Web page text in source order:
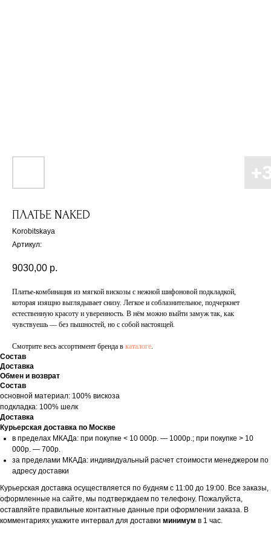
ПЛАТЬЕ NAKED
Korobitskaya
Артикул:
9030,00 р.
Платье-комбинация из мягкой вискозы с нежной шифоновой подкладкой,
которая изящно выглядывает снизу. Легкое и соблазнительное, подчеркнет
естественную красоту и уверенность. В нём можно выйти замуж так, как
чувствуешь — без пышностей, но с собой настоящей.
Смотрите весь ассортимент бренда в каталоге.
Состав
Доставка
Обмен и возврат
Состав
основной материал: 100% вискоза
подкладка: 100% шелк
Доставка
Курьерская доставка по Москве
в пределах МКАДа: при покупке < 10 000р. — 1000р.; при покупке > 10
000р. — 700р.
за пределами МКАДа: индивидуальный расчет стоимости менеджером по
адресу доставки
Курьерская доставка осуществляется по будням с 11:00 до 19:00. Все заказы,
оформленные на сайте, мы подтверждаем по телефону. Пожалуйста,
оставляйте правильные контактные данные при оформлении заказа. В
комментариях укажите интервал для доставки минимум в 1 час.